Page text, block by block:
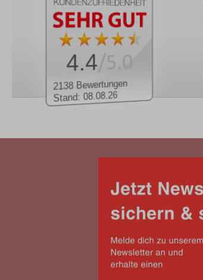
2138 Bewertungen
Stand: 08.08.26
4.4/5.0